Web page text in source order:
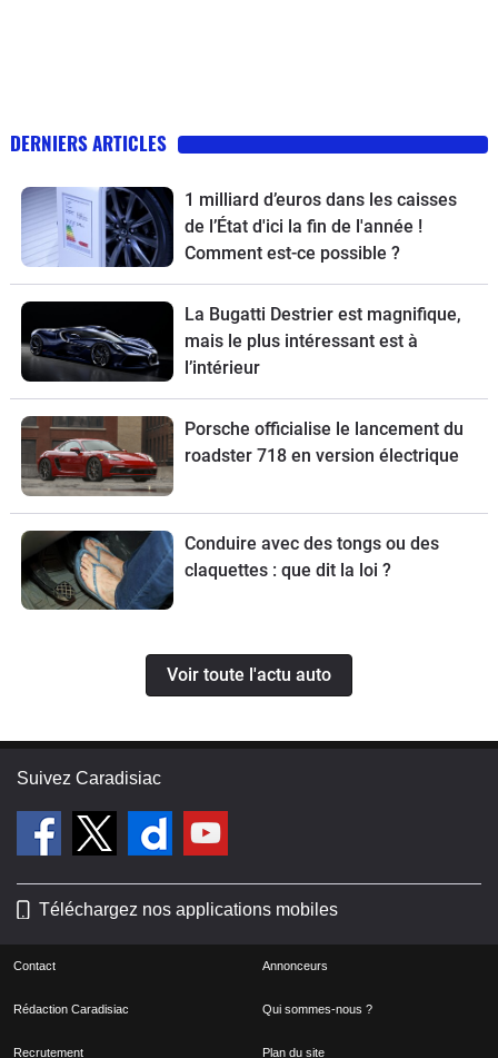
DERNIERS ARTICLES
1 milliard d’euros dans les caisses
de l’État d'ici la fin de l'année !
Comment est-ce possible ?
La Bugatti Destrier est magnifique,
mais le plus intéressant est à
l’intérieur
Porsche officialise le lancement du
roadster 718 en version électrique
Conduire avec des tongs ou des
claquettes : que dit la loi ?
Voir toute l'actu auto
Suivez Caradisiac
Téléchargez nos applications mobiles
Contact Annonceurs
Rédaction Caradisiac Qui sommes-nous ?
Recrutement Plan du site